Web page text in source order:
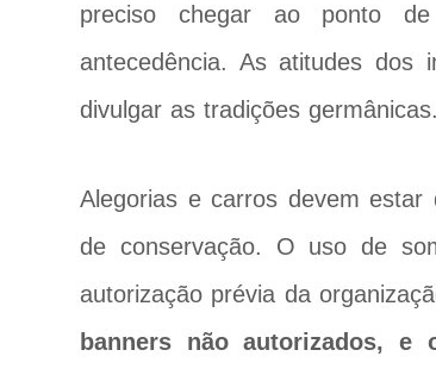
preciso chegar ao ponto
antecedência. As atitudes dos
divulgar as tradições germânicas.
Alegorias e carros devem
de conservação. O uso de
autorização prévia da
banners não autorizados,